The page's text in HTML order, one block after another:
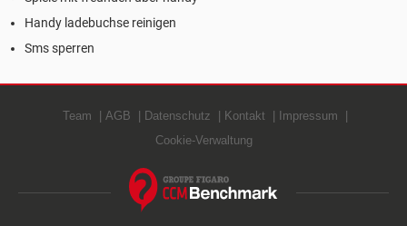
Handy ladebuchse reinigen
Sms sperren
Team AGB Datenschutz Kontakt
Impressum
Cookie-Verwaltung